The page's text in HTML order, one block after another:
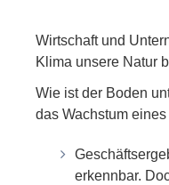
Wirtschaft und
Klima unsere Natur
Wie ist der Boden
das Wachstum
erkennbar.